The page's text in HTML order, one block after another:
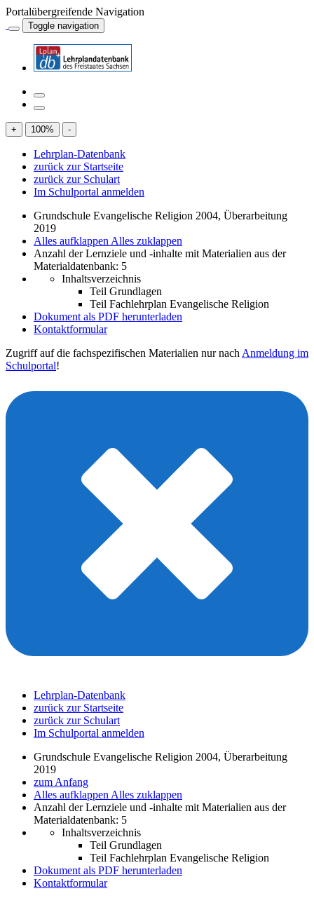
Portalübergreifende Navigation
Toggle navigation
+ 100% -
Lehrplan-Datenbank
zurück zur Startseite
zurück zur Schulart
Im Schulportal anmelden
Grundschule Evangelische Religion 2004, Überarbeitung
2019
Alles aufklappen Alles zuklappen
Anzahl der Lernziele und -inhalte mit Materialien aus der
Materialdatenbank: 5
Inhaltsverzeichnis
Teil Grundlagen
Teil Fachlehrplan Evangelische Religion
Dokument als PDF herunterladen
Kontaktformular
Zugriff auf die fachspezifischen Materialien nur nach Anmeldung im
Schulportal!
Lehrplan-Datenbank
zurück zur Startseite
zurück zur Schulart
Im Schulportal anmelden
Grundschule Evangelische Religion 2004, Überarbeitung
2019
zum Anfang
Alles aufklappen Alles zuklappen
Anzahl der Lernziele und -inhalte mit Materialien aus der
Materialdatenbank: 5
Inhaltsverzeichnis
Teil Grundlagen
Teil Fachlehrplan Evangelische Religion
Dokument als PDF herunterladen
Kontaktformular